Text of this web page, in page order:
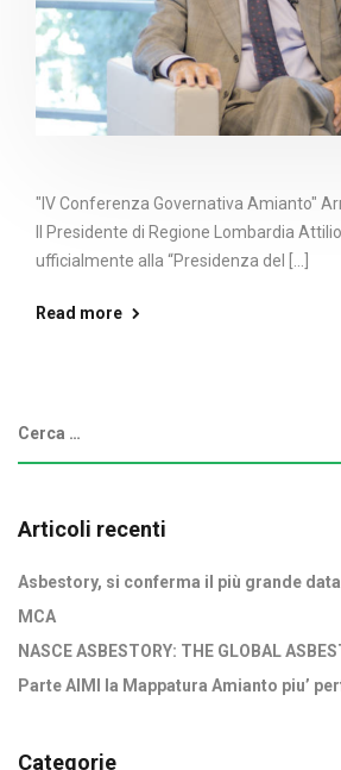
"IV Conferenza Governativa Amianto"
Il Presidente di Regione Lombardia
ufficialmente alla “Presidenza del [...]
Read more
Articoli recenti
Asbestory, si conferma il più grande
MCA
NASCE ASBESTORY: THE GLOBAL
Parte AIMI la Mappatura Amianto piu’
Categorie